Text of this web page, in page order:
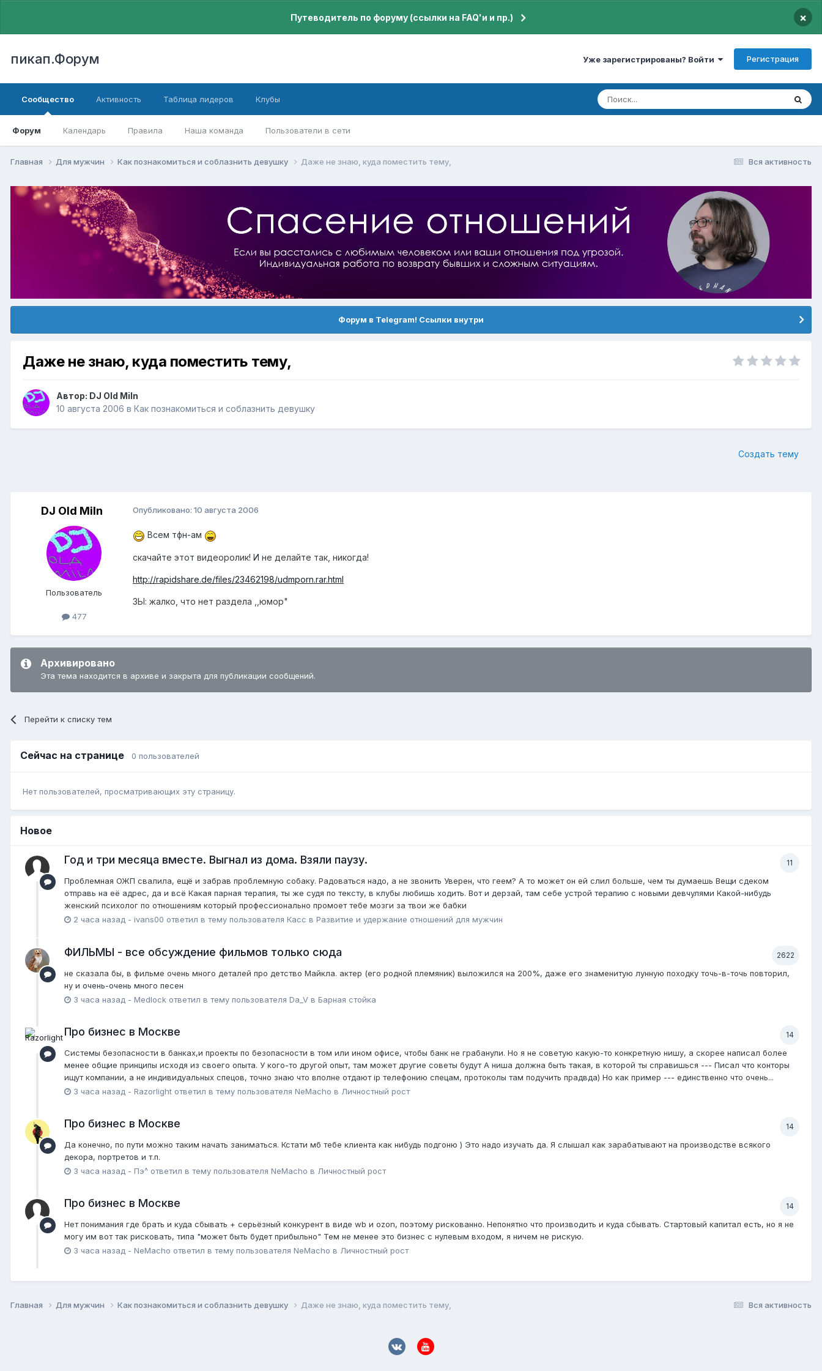
Путеводитель по форуму (ссылки на FAQ'и и пр.) ×
пикап.Форум Уже зарегистрированы? Войти Регистрация
Сообщество
Форум Календарь Правила Наша команда Пользователи в сети
Активность Таблица лидеров Клубы
Вся активность
Главная Для мужчин Как познакомиться и соблазнить девушку Даже не знаю, куда поместить тему,
Форум в Telegram! Ссылки внутри
Даже не знаю, куда поместить тему,
Автор: DJ Old Miln
10 августа 2006 в Как познакомиться и соблазнить девушку
Создать тему
DJ Old Miln
Пользователь
477
Опубликовано: 10 августа 2006
Всем тфн-ам
скачайте этот видеоролик! И не делайте так, никогда!
http://rapidshare.de/files/23462198/udmporn.rar.html
ЗЫ: жалко, что нет раздела ,,юмор"
Архивировано
Эта тема находится в архиве и закрыта для публикации сообщений.
Перейти к списку тем
Сейчас на странице 0 пользователей
Нет пользователей, просматривающих эту страницу.
Новое
11
Год и три месяца вместе. Выгнал из дома. Взяли паузу.
Проблемная ОЖП свалила, ещё и забрав проблемную собаку. Радоваться надо, а не звонить Уверен, что геем? А то может он ей слил больше, чем ты думаешь Вещи сдеком
отправь на её адрес, да и всё Какая парная терапия, ты же судя по тексту, в клубы любишь ходить. Вот и дерзай, там себе устрой терапию с новыми девчулями Какой-нибудь
женский психолог по отношениям который профессионально промоет тебе мозги за твои же бабки
2 часа назад - ivans00 ответил в тему пользователя Касс в Pазвитие и удержание отношений для мужчин
2622
ФИЛЬМЫ - все обсуждение фильмов только сюда
не сказала бы, в фильме очень много деталей про детство Майкла. актер (его родной племяник) выложился на 200%, даже его знаменитую лунную походку точь-в-точь повторил,
ну и очень-очень много песен
3 часа назад - Medlock ответил в тему пользователя Da_V в Барная стойка
14
Про бизнес в Москве
Системы безопасности в банках,и проекты по безопасности в том или ином офисе, чтобы банк не грабанули. Но я не советую какую-то конкретную нишу, а скорее написал более
менее общие принципы исходя из своего опыта. У кого-то другой опыт, там может другие советы будут А ниша должна быть такая, в которой ты справишься --- Писал что конторы
ищут компании, а не индивидуальных спецов, точно знаю что вполне отдают ip телефонию спецам, протоколы там подучить прадвда) Но как пример --- единственно что очень...
3 часа назад - Razorlight ответил в тему пользователя NeMacho в Личностный рост
14
Про бизнес в Москве
Да конечно, по пути можно таким начать заниматься. Кстати мб тебе клиента как нибудь подгоню ) Это надо изучать да. Я слышал как зарабатывают на производстве всякого
декора, портретов и т.п.
3 часа назад - Пэ^ ответил в тему пользователя NeMacho в Личностный рост
14
Про бизнес в Москве
Нет понимания где брать и куда сбывать + серьёзный конкурент в виде wb и ozon, поэтому рискованно. Непонятно что производить и куда сбывать. Стартовый капитал есть, но я не
могу им вот так рисковать, типа "может быть будет прибыльно" Тем не менее это бизнес с нулевым входом, я ничем не рискую.
3 часа назад - NeMacho ответил в тему пользователя NeMacho в Личностный рост
Вся активность
Главная Для мужчин Как познакомиться и соблазнить девушку Даже не знаю, куда поместить тему,